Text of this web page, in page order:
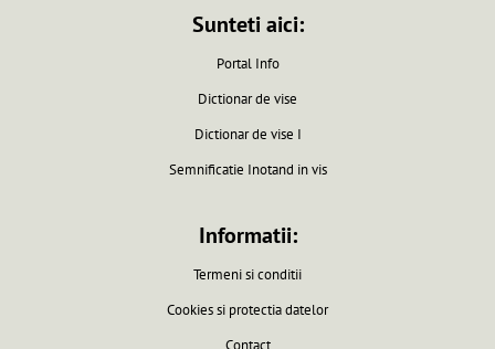
Sunteti aici:
Portal Info
Dictionar de vise
Dictionar de vise I
Semnificatie Inotand in vis
Informatii:
Termeni si conditii
Cookies si protectia datelor
Contact